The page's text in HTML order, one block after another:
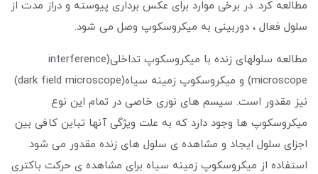
مطالعه کرد. در برخی موارد برای عکس برداری پیوسته و دراز مدت از
سلول فعال ، دوربینی به میکروسکوپ وصل می شود.
مطالعه سلولهای زنده با میکروسکوپ تداخلی(interference
microscope) و میکروسکوپ زمینه سیاه(dark field microscope)
نیز مقدور است. سیسم های نوری خاصی در تمام این نوع
میکروسکوپ ها وجود دارد که به علت ویژگی آنها تباین کافی بین
اجزای سلول ایجاد و مشاهده ی سلول های زنده مقدور می شود.
استفاده از میکروسکوپ زمینه سیاه برای مشاهده ی حرکت باکتری